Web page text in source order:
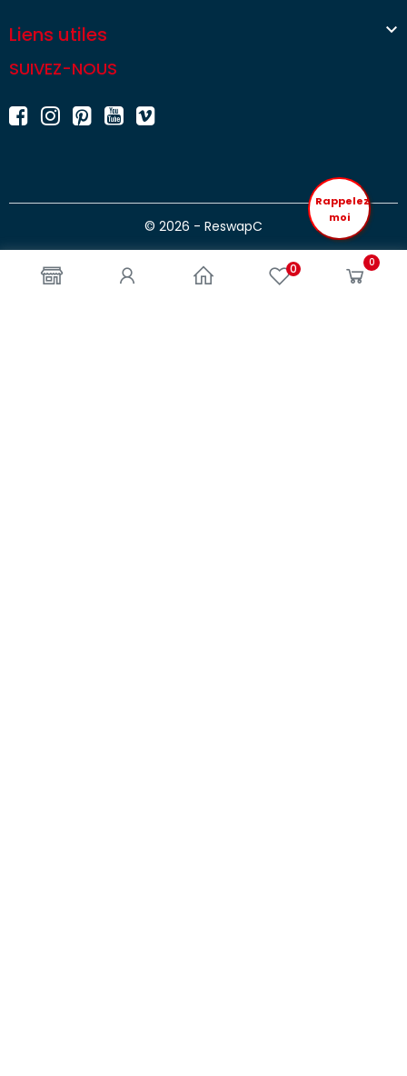
0 0
Liens utiles 
SUIVEZ-NOUS
© 2026 - ReswapC
Rappelez
moi